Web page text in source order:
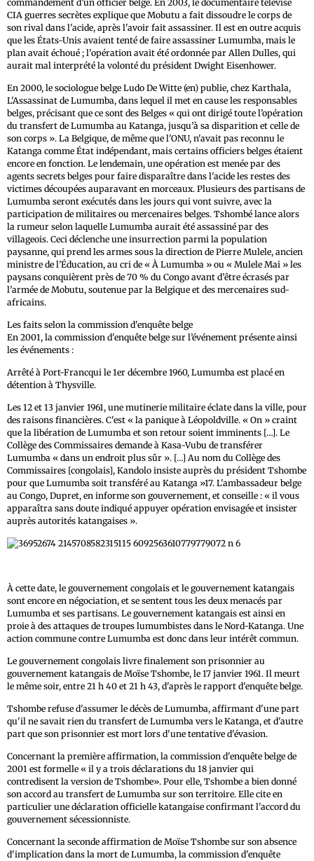
commandement d’un officier belge. En 2003, le documentaire télévisé
CIA guerres secrètes explique que Mobutu a fait dissoudre le corps de
son rival dans l'acide, après l'avoir fait assassiner. Il est en outre acquis
que les États-Unis avaient tenté de faire assassiner Lumumba, mais le
plan avait échoué ; l'opération avait été ordonnée par Allen Dulles, qui
aurait mal interprété la volonté du président Dwight Eisenhower.
En 2000, le sociologue belge Ludo De Witte (en) publie, chez Karthala,
L'Assassinat de Lumumba, dans lequel il met en cause les responsables
belges, précisant que ce sont des Belges « qui ont dirigé toute l’opération
du transfert de Lumumba au Katanga, jusqu’à sa disparition et celle de
son corps ». La Belgique, de même que l'ONU, n'avait pas reconnu le
Katanga comme État indépendant, mais certains officiers belges étaient
encore en fonction. Le lendemain, une opération est menée par des
agents secrets belges pour faire disparaître dans l'acide les restes des
victimes découpées auparavant en morceaux. Plusieurs des partisans de
Lumumba seront exécutés dans les jours qui vont suivre, avec la
participation de militaires ou mercenaires belges. Tshombé lance alors
la rumeur selon laquelle Lumumba aurait été assassiné par des
villageois. Ceci déclenche une insurrection parmi la population
paysanne, qui prend les armes sous la direction de Pierre Mulele, ancien
ministre de l’Éducation, au cri de « À Lumumba » ou « Mulele Mai » les
paysans conquièrent près de 70 % du Congo avant d’être écrasés par
l’armée de Mobutu, soutenue par la Belgique et des mercenaires sud-
africains.
Les faits selon la commission d'enquête belge
En 2001, la commission d'enquête belge sur l’événement présente ainsi
les événements :
Arrêté à Port-Francqui le 1er décembre 1960, Lumumba est placé en
détention à Thysville.
Les 12 et 13 janvier 1961, une mutinerie militaire éclate dans la ville, pour
des raisons financières. C'est « la panique à Léopoldville. « On » craint
que la libération de Lumumba et son retour soient imminents […]. Le
Collège des Commissaires demande à Kasa-Vubu de transférer
Lumumba « dans un endroit plus sûr ». […] Au nom du Collège des
Commissaires [congolais], Kandolo insiste auprès du président Tshombe
pour que Lumumba soit transféré au Katanga »17. L'ambassadeur belge
au Congo, Dupret, en informe son gouvernement, et conseille : « il vous
apparaîtra sans doute indiqué appuyer opération envisagée et insister
auprès autorités katangaises ».
À cette date, le gouvernement congolais et le gouvernement katangais
sont encore en négociation, et se sentent tous les deux menacés par
Lumumba et ses partisans. Le gouvernement katangais est ainsi en
proie à des attaques de troupes lumumbistes dans le Nord-Katanga. Une
action commune contre Lumumba est donc dans leur intérêt commun.
Le gouvernement congolais livre finalement son prisonnier au
gouvernement katangais de Moïse Tshombe, le 17 janvier 1961. Il meurt
le même soir, entre 21 h 40 et 21 h 43, d'après le rapport d'enquête belge.
Tshombe refuse d'assumer le décès de Lumumba, affirmant d'une part
qu'il ne savait rien du transfert de Lumumba vers le Katanga, et d'autre
part que son prisonnier est mort lors d'une tentative d'évasion.
Concernant la première affirmation, la commission d'enquête belge de
2001 est formelle « il y a trois déclarations du 18 janvier qui
contredisent la version de Tshombe». Pour elle, Tshombe a bien donné
son accord au transfert de Lumumba sur son territoire. Elle cite en
particulier une déclaration officielle katangaise confirmant l'accord du
gouvernement sécessionniste.
Concernant la seconde affirmation de Moïse Tshombe sur son absence
d'implication dans la mort de Lumumba, la commission d'enquête